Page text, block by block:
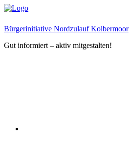
Zum
springen
Bürgerinitiative Nordzulauf Kolbermoor
Gut informiert – aktiv mitgestalten!